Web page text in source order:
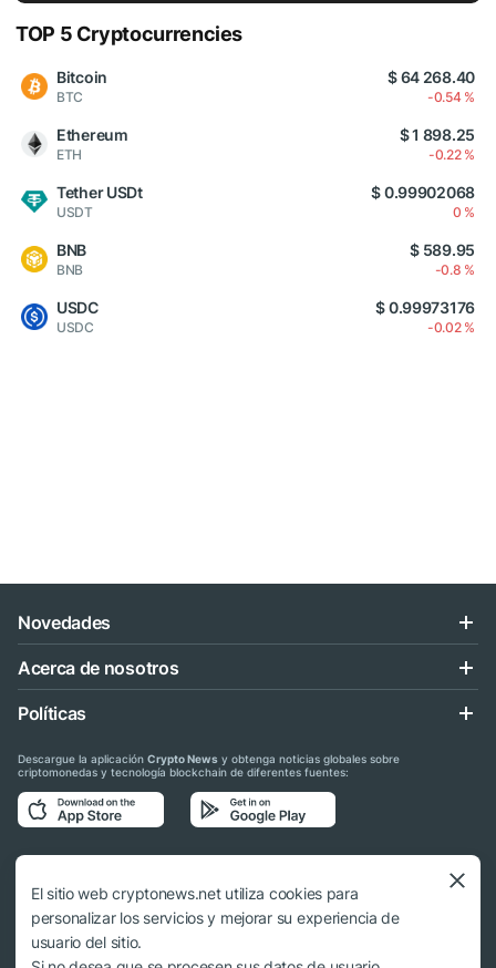
TOP 5 Cryptocurrencies
Bitcoin
BTC
$ 64 268.40
-0.54 %
Ethereum
ETH
$ 1 898.25
-0.22 %
Tether USDt
USDT
$ 0.99902068
0 %
BNB
BNB
$ 589.95
-0.8 %
USDC
USDC
$ 0.99973176
-0.02 %
Novedades
Acerca de nosotros
Políticas
Descargue la aplicación Crypto News y obtenga noticias globales sobre
criptomonedas y tecnología blockchain de diferentes fuentes:
Síganos en las redes sociales
El sitio web cryptonews.net utiliza cookies para
personalizar los servicios y mejorar su experiencia de
usuario del sitio.